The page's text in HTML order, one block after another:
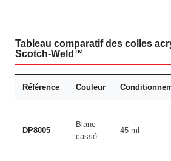
Tableau comparatif des colles
Scotch-Weld™
Référence Couleur
DP8005
Blanc
cassé
45 ml